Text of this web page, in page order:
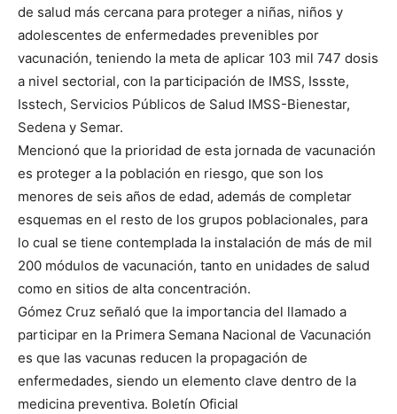
de salud más cercana para proteger a niñas, niños y
adolescentes de enfermedades prevenibles por
vacunación, teniendo la meta de aplicar 103 mil 747 dosis
a nivel sectorial, con la participación de IMSS, Issste,
Isstech, Servicios Públicos de Salud IMSS-Bienestar,
Sedena y Semar.
Mencionó que la prioridad de esta jornada de vacunación
es proteger a la población en riesgo, que son los
menores de seis años de edad, además de completar
esquemas en el resto de los grupos poblacionales, para
lo cual se tiene contemplada la instalación de más de mil
200 módulos de vacunación, tanto en unidades de salud
como en sitios de alta concentración.
Gómez Cruz señaló que la importancia del llamado a
participar en la Primera Semana Nacional de Vacunación
es que las vacunas reducen la propagación de
enfermedades, siendo un elemento clave dentro de la
medicina preventiva. Boletín Oficial